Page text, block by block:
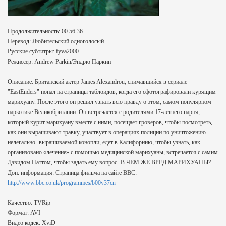
Продолжительность: 00.56.36
Перевод: Любительский одноголосый
Русские субтитры: fyva2000
Режиссер: Andrew Parkin/Эндрю Паркин
Описание: Британский актер James Alexandrou, снимавшийся в сериале
"EastEnders" попал на страницы таблоидов, когда его сфотографировали курящим
марихуану. После этого он решил узнать всю правду о этом, самом популярном
наркотике Великобритании. Он встречается с родителями 17-летнего парня,
который курит марихуану вместе с ними, посещает гроверов, чтобы посмотреть,
как они выращивают травку, участвует в операциях полиции по уничтожению
нелегально- вырашиваемой конопли, едет в Калифорнию, чтобы узнать, как
организовано «лечение» с помощью медицинской марихуаны, встречается с самим
Дэвидом Наттом, чтобы задать ему вопрос- В ЧЕМ ЖЕ ВРЕД МАРИХУАНЫ?
Доп. информация: Страница фильма на сайте BBC:
http://www.bbc.co.uk/programmes/b00y37cn
Качество: TVRip
Формат: AVI
Видео кодек: XviD